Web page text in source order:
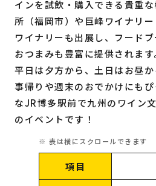
インを試飲・購入できる貴重
所（福岡市）や巨峰ワイナリ
ワイナリーも出展し、フード
おつまみも豊富に提供されます
平日は夕方から、土日はお昼
事帰りや週末のおでかけにも
なJR博多駅前で九州のワイン
のイベントです！
項目